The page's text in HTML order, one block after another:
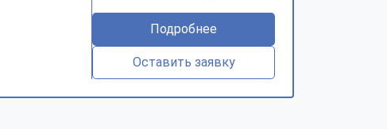
Подробнее
Оставить заявку